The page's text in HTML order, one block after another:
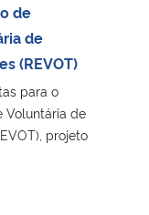
de
de
(REVOT)
para o
Voluntária de
projeto